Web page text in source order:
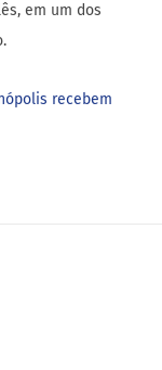
em um dos
recebem